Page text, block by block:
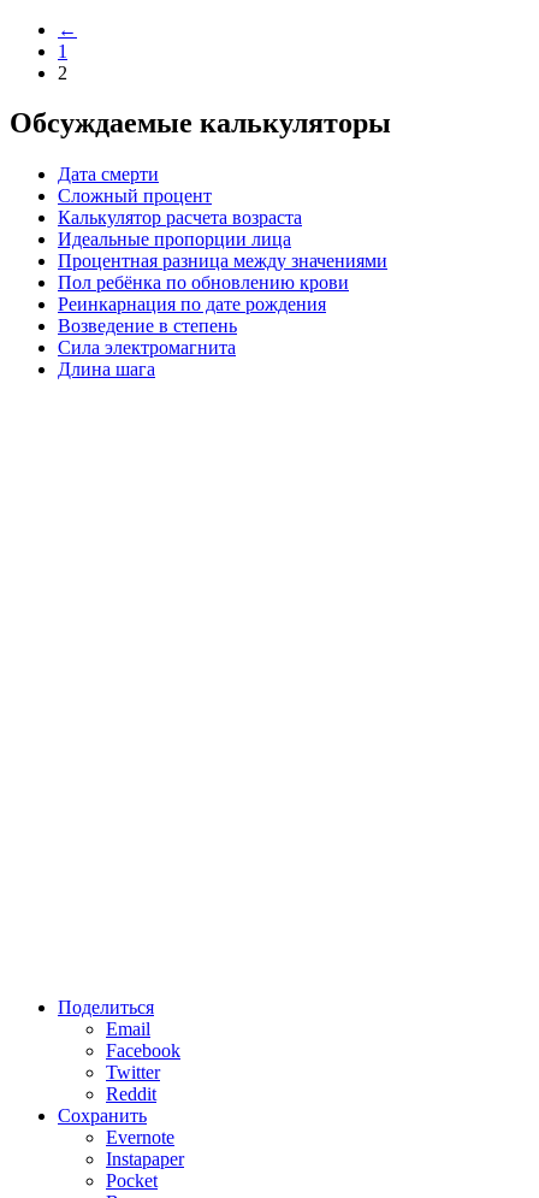
←
1
2
Обсуждаемые калькуляторы
Дата смерти
Сложный процент
Калькулятор расчета возраста
Идеальные пропорции лица
Процентная разница между значениями
Пол ребёнка по обновлению крови
Реинкарнация по дате рождения
Возведение в степень
Сила электромагнита
Длина шага
Поделиться
Email
Facebook
Twitter
Reddit
Сохранить
Evernote
Instapaper
Pocket